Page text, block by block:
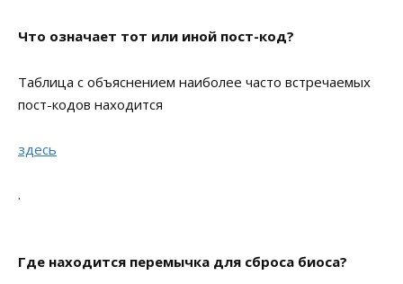
Что означает тот или иной пост-код?
Таблица с объяснением наиболее часто встречаемых
пост-кодов находится
здесь
.
Где находится перемычка для сброса биоса?